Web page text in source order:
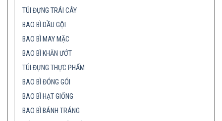
TÚI ĐỰNG TRÁI CÂY
BAO BÌ DẦU GỘI
BAO BÌ MAY MẶC
BAO BÌ KHĂN ƯỚT
TÚI ĐỰNG THỰC PHẨM
BAO BÌ ĐÓNG GÓI
BAO BÌ HẠT GIỐNG
BAO BÌ BÁNH TRÁNG